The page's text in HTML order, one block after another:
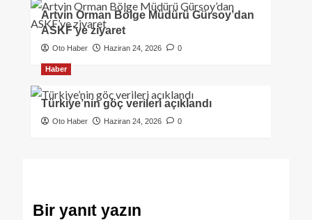
Artvin Orman Bölge Müdürü Gürsoy’dan
ASKF’ye ziyaret
Oto Haber Haziran 24, 2026 0
Haber
Türkiye’nin göç verileri açıklandı
Oto Haber Haziran 24, 2026 0
Bir yanıt yazın